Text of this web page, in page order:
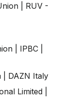
| RUV -
| IPBC |
| DAZN Italy
Limited |